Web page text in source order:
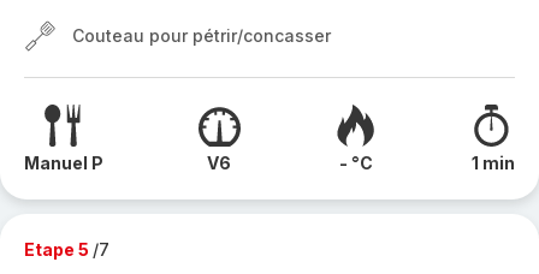
Couteau pour pétrir/concasser
Manuel P V6 - °C 1 min
Etape 5 /7